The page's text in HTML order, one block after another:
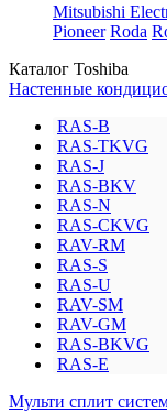
Mitsubishi
Pioneer Roda
Каталог Toshiba
Настенные
RAS-B
RAS-TKVG
RAS-J
RAS-BKV
RAS-N
RAS-CKVG
RAV-RM
RAS-S
RAS-U
RAV-SM
RAV-GM
RAS-BKVG
RAS-E
Мульти сплит